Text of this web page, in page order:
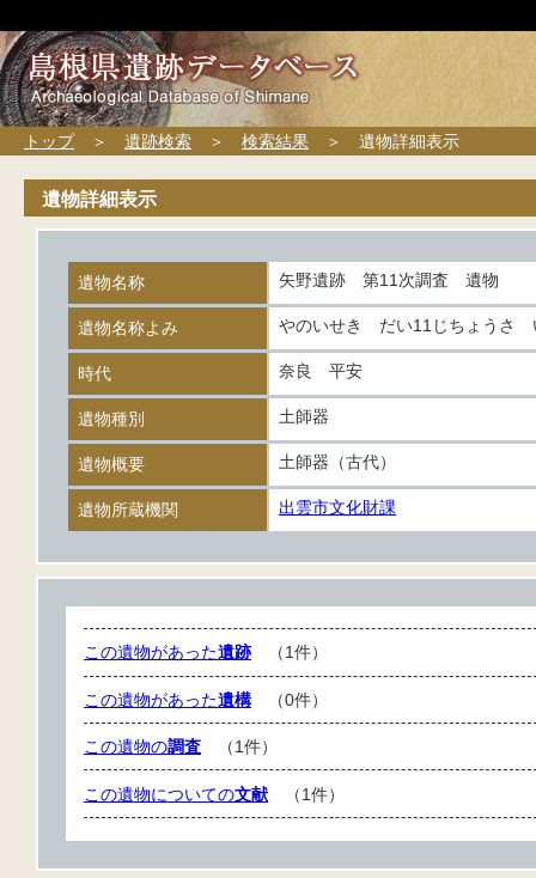
トップ＞ 遺跡検索 ＞ 検索結果 ＞ 遺物詳細表示
遺物詳細表示
遺物名称 矢野遺跡 第11次調査 遺物
遺物名称よみ やのいせき だい11じちょうさ
時代 奈良 平安
遺物種別 土師器
遺物概要 土師器（古代）
遺物所蔵機関 出雲市文化財課
この遺物があった遺跡（1件）
この遺物があった遺構（0件）
この遺物の調査 （1件）
この遺物についての文献 （1件）